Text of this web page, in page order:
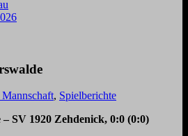
Mannschaft, Spielberichte
SV 1920 Zehdenick, 0:0 (0:0)